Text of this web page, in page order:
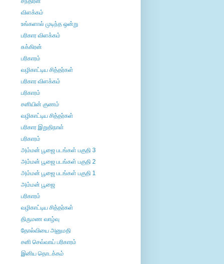
விளக்கம்
உங்களால் முடிந்த ஒன்று
பரிகார விளக்கம்
சுக்கிரன்
பரிகாரம்
வழிகாட்டிய சித்தர்கள்
பரிகார விளக்கம்
பரிகாரம்
சனியின் குணம்
வழிகாட்டிய சித்தர்கள்
பரிகார இறுதிநாள்
பரிகாரம்
அம்மன் பூஜை படங்கள் பகுதி 3
அம்மன் பூஜை படங்கள் பகுதி 2
அம்மன் பூஜை படங்கள் பகுதி 1
அம்மன் பூஜை
பரிகாரம்
வழிகாட்டிய சித்தர்கள்
திருமண வாழ்வு
தோல்வியை அனுமதி
சனி செவ்வாய் பரிகாரம்
இனிய தொடக்கம்